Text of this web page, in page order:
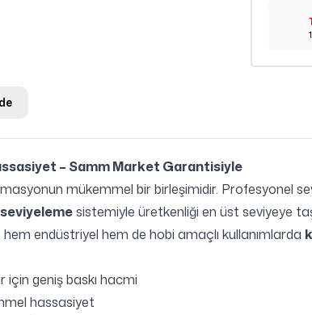
– Samm Market Garantisiyle
mükemmel bir birleşimidir. Profesyonel
sistemiyle üretkenliği en üst seviyeye
hem endüstriyel hem de hobi amaçlı kullanımlarda
geniş baskı hacmi
hassasiyet